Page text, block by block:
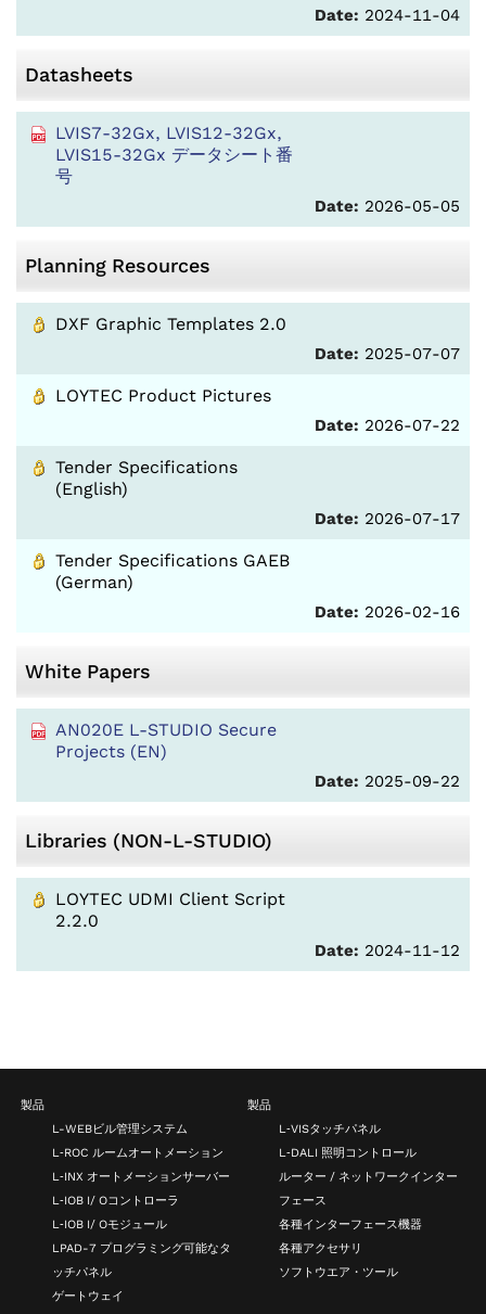
Date: 2024-11-04
Datasheets
LVIS7-32Gx, LVIS12-32Gx,
LVIS15-32Gx データシート番
号
Date: 2026-05-05
Planning Resources
DXF Graphic Templates 2.0
Date: 2025-07-07
LOYTEC Product Pictures
Date: 2026-07-22
Tender Specifications
(English)
Date: 2026-07-17
Tender Specifications GAEB
(German)
Date: 2026-02-16
White Papers
AN020E L-STUDIO Secure
Projects (EN)
Date: 2025-09-22
Libraries (NON-L-STUDIO)
LOYTEC UDMI Client Script
2.2.0
Date: 2024-11-12
製品
L-WEBビル管理システム
L‑ROC ルームオートメーション
L‑INX オートメーションサーバー
L‑IOB I/ Oコントローラ
L‑IOB I/ Oモジュール
LPAD-7 プログラミング可能なタ
ッチパネル
ゲートウェイ
製品
L‑VISタッチパネル
L‑DALI 照明コントロール
ルーター / ネットワークインター
フェース
各種インターフェース機器
各種アクセサリ
ソフトウエア・ツール